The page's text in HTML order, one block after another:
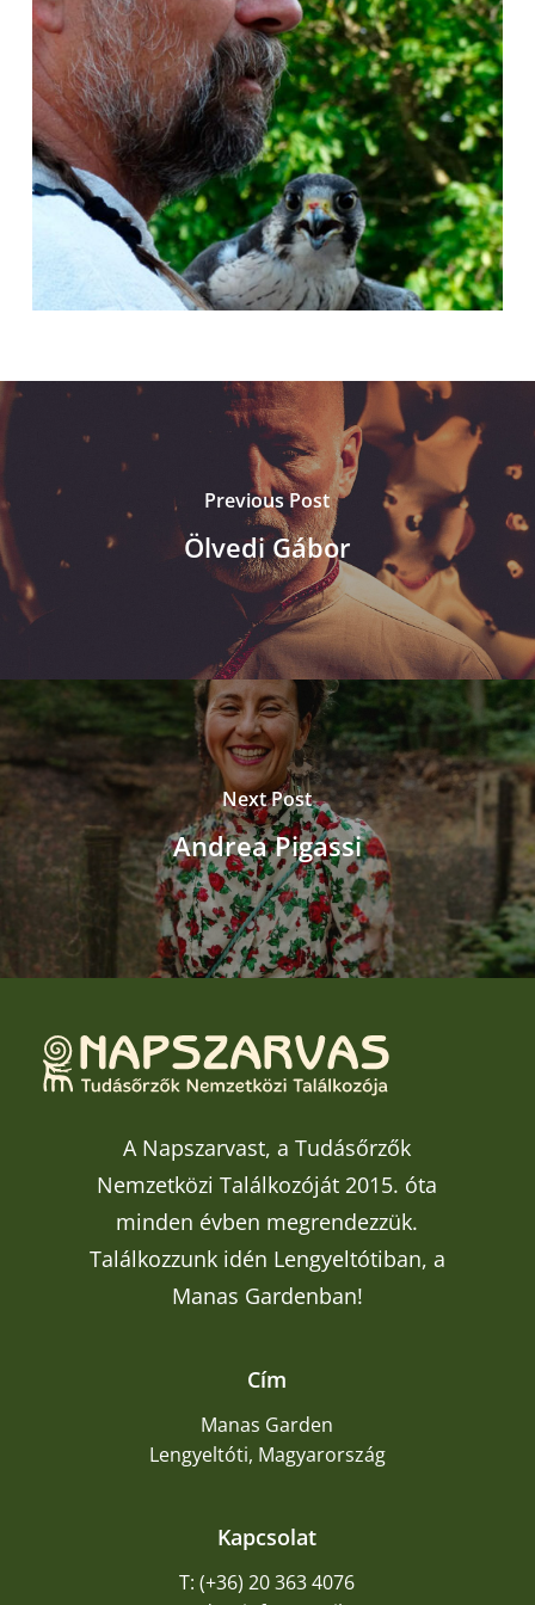
Previous Post
Ölvedi Gábor
Next Post
Andrea Pigassi
A Napszarvast, a Tudásőrzők
Nemzetközi Találkozóját 2015. óta
minden évben megrendezzük.
Találkozzunk idén Lengyeltótiban, a
Manas Gardenban!
Cím
Manas Garden
Lengyeltóti, Magyarország
Kapcsolat
T: (+36) 20 363 4076